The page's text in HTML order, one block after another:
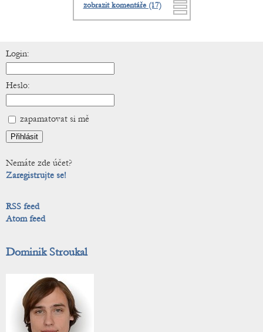
zobrazit komentáře (17)
Login:
Heslo:
zapamatovat si mě
Nemáte zde účet?
Zaregistrujte se!
RSS feed
Atom feed
Dominik Stroukal